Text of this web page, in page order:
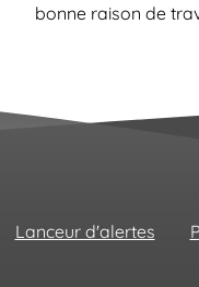
bonne raison de
Lanceur d'alertes